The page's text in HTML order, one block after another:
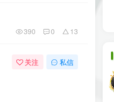
390 0 13
关注 私信